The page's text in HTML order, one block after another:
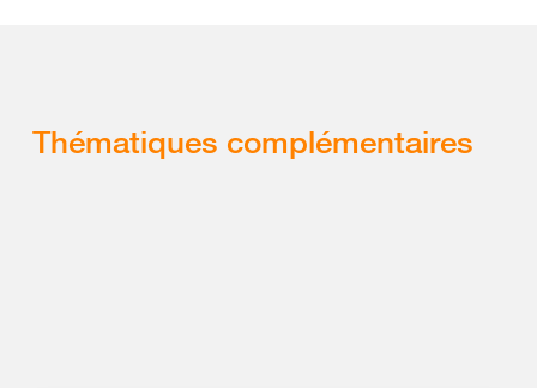
Thématiques complémentaires